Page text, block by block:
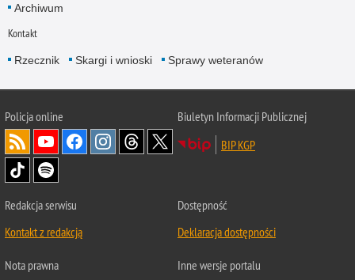
Archiwum
Kontakt
Rzecznik Skargi i wnioski Sprawy weteranów
Policjaonline
Biuletyn Informacji Publicznej
BIP KGP
Redakcja serwisu
Kontakt z redakcją
Dostępność
Deklaracja dostępności
Nota prawna
Inne wersje portalu